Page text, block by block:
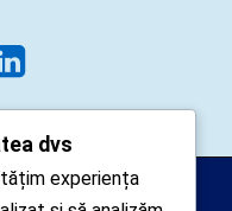
© 2010-
dvs
experiența